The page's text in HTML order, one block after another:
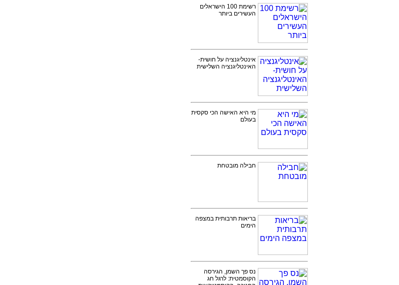
רשימת 100 הישראלים
העשירים ביותר
אינטליגנציה על חושית-
האינטליגנציה השלישית
מי היא האישה הכי סקסית
בעולם
חבילה מובטחת
בריאות תרבותית במצפה
הימים
נס פך השמן, הגירסה
הקוסמטית: לרגל חג